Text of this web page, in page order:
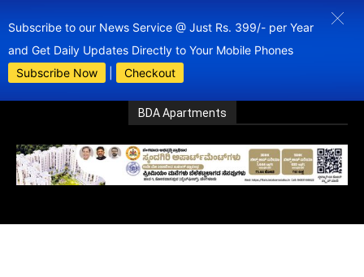
Subscribe to our News Service @ Just Rs. 399/- per Year
and Get Daily Updates Directly to Your Mobile Phones
Subscribe Now
Checkout
BDA Apartments